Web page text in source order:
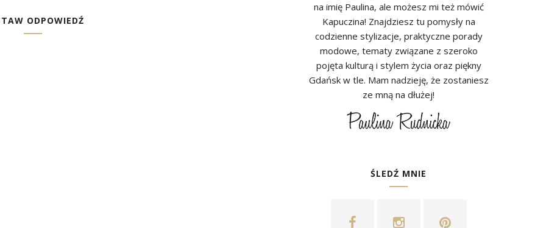
ODPOWIEDŹ
na imię Paulina, ale możesz mi też mówić
Kapuczina! Znajdziesz tu pomysły na
codzienne stylizacje, praktyczne porady
modowe, tematy związane z szeroko
pojęta kulturą i stylem życia oraz piękny
Gdańsk w tle. Mam nadzieję, że zostaniesz
ze mną na dłużej!
ŚLEDŹ MNIE